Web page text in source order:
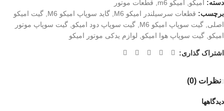
دسته: امیکو, امیکو m6 , قطعات موتور
برچسب: قطعات سرسیلندر امیکو M6 , گاید سوپاپ امیکو M6 , گیت امیکو
اصلی, گیت سوپاپ امیکو M6 , گیت سوپاپ دود امیکو, گیت سوپاپ موتور
امیکو, گیت سوپاپ هوا امیکو, لوازم یدکی موتور امیکو
اشتراک گذاری:
نظرات (0)
دیدگاهها